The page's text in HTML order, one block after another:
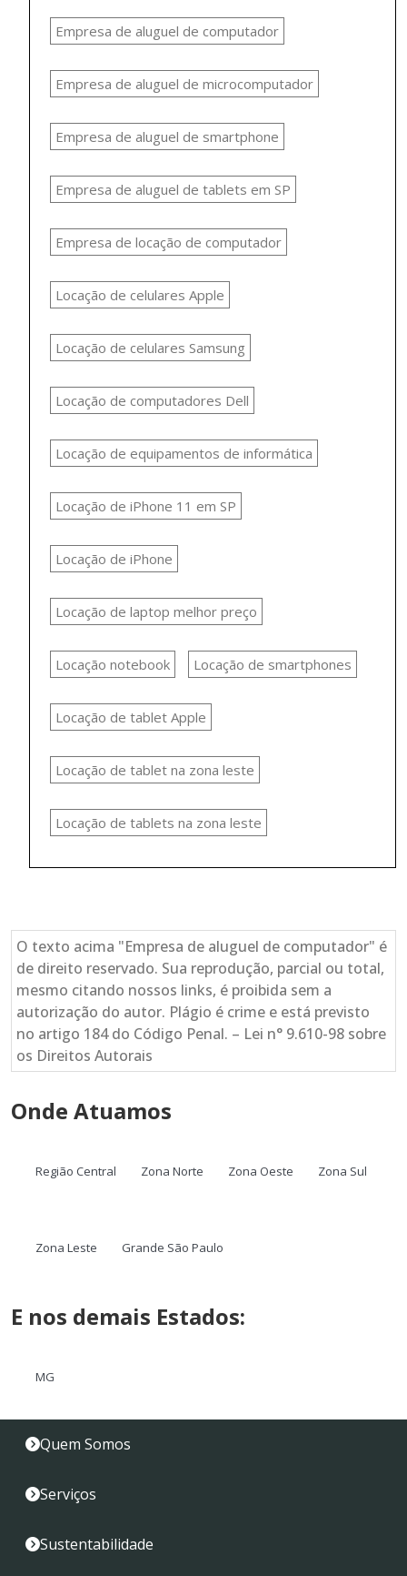
Empresa de aluguel de computador
Empresa de aluguel de microcomputador
Empresa de aluguel de smartphone
Empresa de aluguel de tablets em SP
Empresa de locação de computador
Locação de celulares Apple
Locação de celulares Samsung
Locação de computadores Dell
Locação de equipamentos de informática
Locação de iPhone 11 em SP
Locação de iPhone
Locação de laptop melhor preço
Locação notebook Locação de smartphones
Locação de tablet Apple
Locação de tablet na zona leste
Locação de tablets na zona leste
O texto acima "Empresa de aluguel de computador" é
de direito reservado. Sua reprodução, parcial ou total,
mesmo citando nossos links, é proibida sem a
autorização do autor. Plágio é crime e está previsto
no artigo 184 do Código Penal. – Lei n° 9.610-98 sobre
os Direitos Autorais
Onde Atuamos
Região Central Zona Norte Zona Oeste Zona Sul
Zona Leste Grande São Paulo
E nos demais Estados:
MG
Quem Somos
Serviços
Sustentabilidade